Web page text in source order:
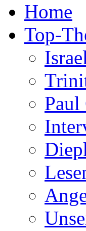
Home
Top-
Paul